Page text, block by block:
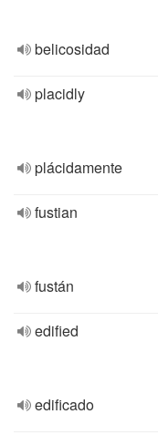
belicosidad
placidly
plácidamente
fustian
fustán
edified
edificado